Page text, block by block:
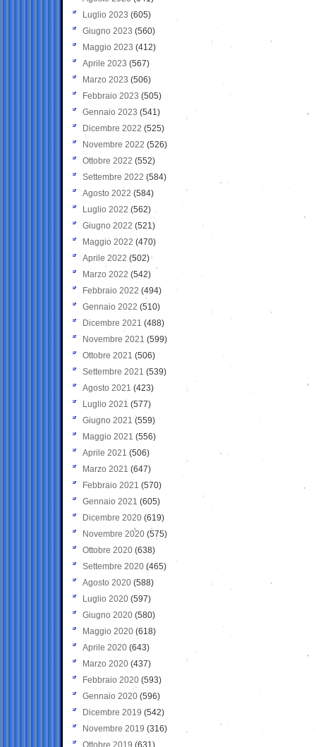
Luglio 2023 (605)
Giugno 2023 (560)
Maggio 2023 (412)
Aprile 2023 (567)
Marzo 2023 (506)
Febbraio 2023 (505)
Gennaio 2023 (541)
Dicembre 2022 (525)
Novembre 2022 (526)
Ottobre 2022 (552)
Settembre 2022 (584)
Agosto 2022 (584)
Luglio 2022 (562)
Giugno 2022 (521)
Maggio 2022 (470)
Aprile 2022 (502)
Marzo 2022 (542)
Febbraio 2022 (494)
Gennaio 2022 (510)
Dicembre 2021 (488)
Novembre 2021 (599)
Ottobre 2021 (506)
Settembre 2021 (539)
Agosto 2021 (423)
Luglio 2021 (577)
Giugno 2021(559)
Maggio 2021 (556)
Aprile 2021 (506)
Marzo 2021 (647)
Febbraio 2021 (570)
Gennaio 2021 (605)
Dicembre 2020 (619)
Novembre 2020 (575)
Ottobre 2020 (638)
Settembre 2020(465)
Agosto 2020 (588)
Luglio 2020 (597)
Giugno 2020 (580)
Maggio 2020 (618)
Aprile 2020 (643)
Marzo 2020 (437)
Febbraio 2020 (593)
Gennaio 2020 (596)
Dicembre 2019 (542)
Novembre 2019 (316)
Ottobre 2019 (631)